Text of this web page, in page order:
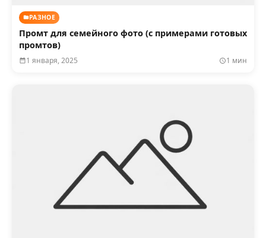
РАЗНОЕ
Промт для семейного фото (с примерами готовых
промтов)
1 января, 2025 1 мин